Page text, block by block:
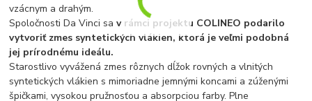
vzácnym a drahým.
Spoločnosti Da Vinci sav rámci projektu COLINEO podarilo
vytvoriť zmes syntetických vlákien, ktorá je veľmi podobná
jej prírodnému ideálu.
Starostlivo vyvážená zmes rôznych dĺžok rovných a vlnitých
syntetických vlákien s mimoriadne jemnými koncami a zúženými
špičkami, vysokou pružnosťou a absorpciou farby. Plne